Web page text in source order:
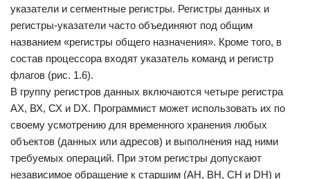
указатели и сегментные регистры. Регистры данных и
регистры-указатели часто объединяют под общим
названием «регистры общего назначения». Кроме того, в
состав процессора входят указатель команд и регистр
флагов (рис. 1.6).
В группу регистров данных включаются четыре регистра
АХ, ВХ, СХ и DX. Программист может использовать их по
своему усмотрению для временного хранения любых
объектов (данных или адресов) и выполнения над ними
требуемых операций. При этом регистры допускают
независимое обращение к старшим (АН, ВН, СН и DH) и